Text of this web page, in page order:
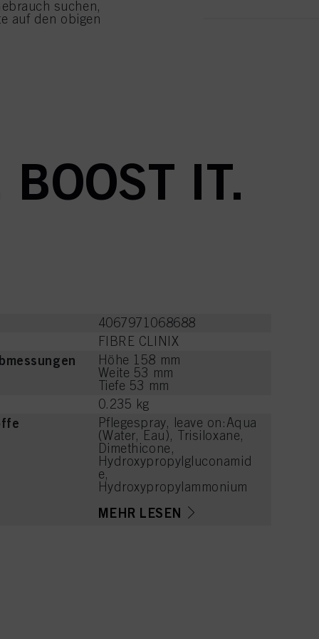
IT.
4067971068688
FIBRE CLINIX
Höhe 158 mm
Weite 53 mm
Tiefe 53 mm
0.235 kg
Pflegespray, leave on:Aqua
(Water, Eau), Trisiloxane,
Dimethicone,
Hydroxypropylgluconamid
e,
Hydroxypropylammonium
Chloride, Calcium
MEHR LESEN
suchen,
auf den obigen
von Cookies
klicken,